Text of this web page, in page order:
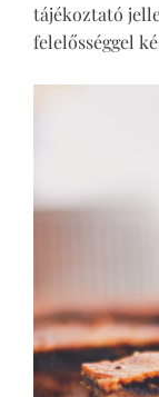
tájékoztató
felelősséggel